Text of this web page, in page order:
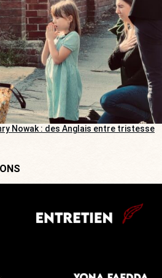
Nowak : des Anglais entre tristesse